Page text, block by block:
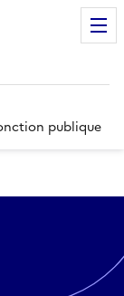
publique